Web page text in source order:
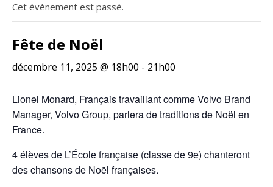
Cet évènement est passé.
Fête de Noël
décembre 11, 2025 @ 18h00 - 21h00
Lionel Monard, Français travaillant comme Volvo Brand
Manager, Volvo Group, parlera de traditions de Noël en
France.
4 élèves de L’École française (classe de 9e) chanteront
des chansons de Noël françaises.